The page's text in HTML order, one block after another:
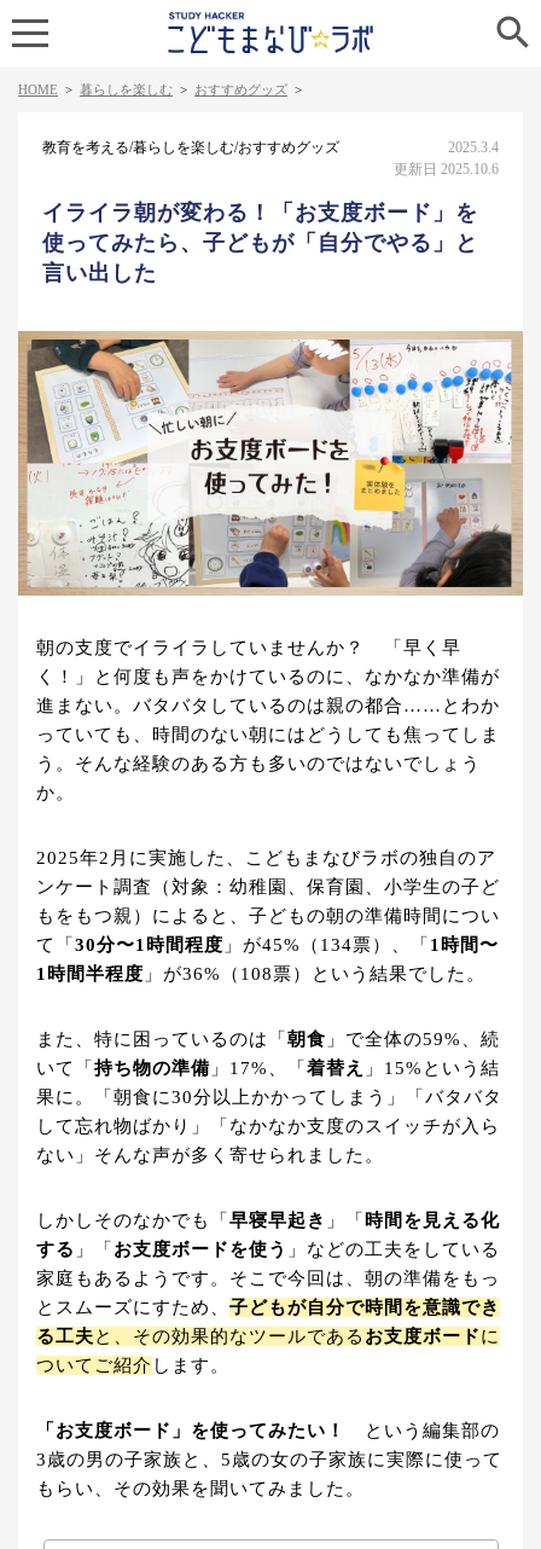

HOME > 暮らしを楽しむ > おすすめグッズ >
教育を考える/暮らしを楽しむ/おすすめグッズ
2025.3.4
更新日 2025.10.6
イライラ朝が変わる！「お支度ボード」を
使ってみたら、子どもが「自分でやる」と
言い出した
朝の支度でイライラしていませんか？ 「早く早
く！」と何度も声をかけているのに、なかなか準備が
進まない。バタバタしているのは親の都合……とわか
っていても、時間のない朝にはどうしても焦ってしま
う。そんな経験のある方も多いのではないでしょう
か。
2025年2月に実施した、こどもまなびラボの独自のア
ンケート調査（対象：幼稚園、保育園、小学生の子ど
もをもつ親）によると、子どもの朝の準備時間につい
て「 30分〜1時間程度 」が45%（134票）、「 1時間〜
1時間半程度 」が36%（108票）という結果でした。
また、特に困っているのは「 朝食 」で全体の59%、続
いて「 持ち物の準備 」17%、「 着替え
」15%という結
果に。「朝食に30分以上かかってしまう」「バタバタ
して忘れ物ばかり」「なかなか支度のスイッチが入ら
ない」そんな声が多く寄せられました。
しかしそのなかでも「 早寝早起き 」「 時間を見える化
する 」「 お支度ボードを使う 」などの工夫をしている
家庭もあるようです。そこで今回は、朝の準備をもっ
とスムーズにすため、 子どもが自分で時間を意識でき
る工夫と、その効果的なツールである お支度ボードに
ついてご紹介 します。
「お支度ボード」を使ってみたい！
という編集部の
3歳の男の子家族と、5歳の女の子家族に実際に使って
もらい、その効果を聞いてみました。